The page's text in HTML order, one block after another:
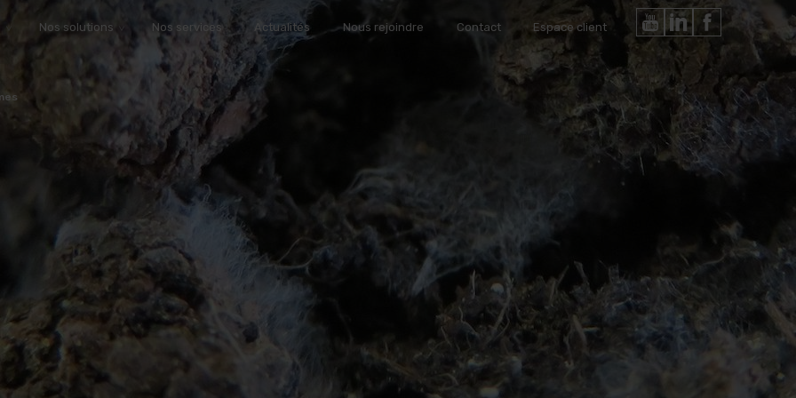
Nos solutions Nos services Actualités Nous rejoindre Contact Espace client